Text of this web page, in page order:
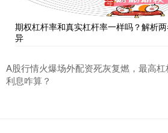
期权杠杆率和真实杠杆率一样吗？解析
异
A股行情火爆场外配资死灰复燃，最高
利息咋算？